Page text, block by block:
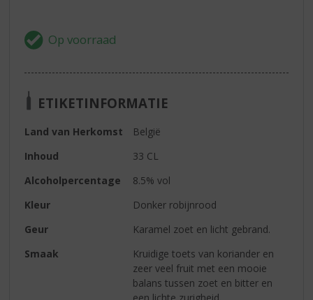
ETIKETINFORMATIE
Land van Herkomst
België
Inhoud
33 CL
Alcoholpercentage
8.5% vol
Kleur
Donker robijnrood
Geur
Karamel zoet en licht gebrand.
Smaak
Kruidige toets van koriander en
zeer veel fruit met een mooie
balans tussen zoet en bitter en